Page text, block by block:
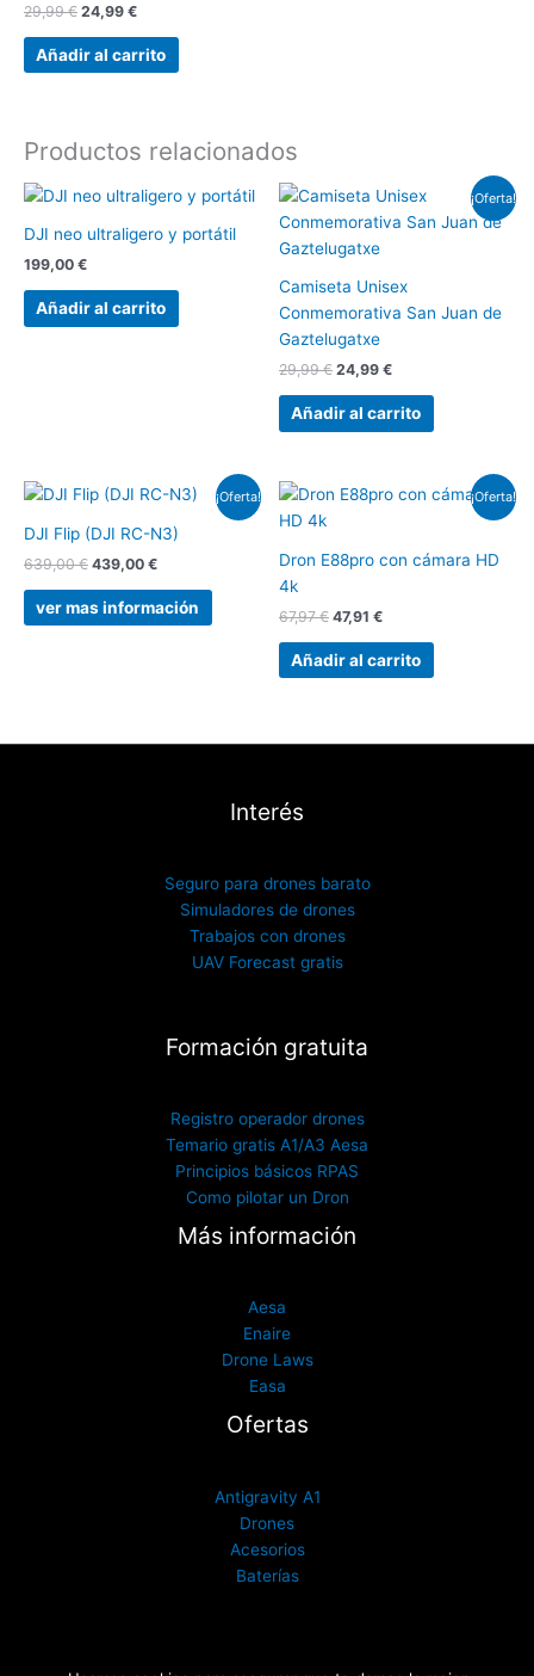
29,99€ 24,99 €
Añadir al carrito
Productos relacionados
DJI neo ultraligero y portátil
199,00 €
Añadir al carrito
¡Oferta!
Camiseta Unisex
Conmemorativa San Juan de
Gaztelugatxe
29,99€
El
precio
original
era:
24,99 €
El
precio
actual
Añadir al carrito
¡Oferta!
DJI Flip (DJI RC-N3)
639,00€
El
precio
original
era:
639,00 €.
439,00 €
El
precio
actual
es:
439,00 €.
ver mas información
¡Oferta!
Dron E88pro con cámara HD
4k
67,97€
El
precio
67,97 €.
47,91 €
El
47,91 €.
Añadir al carrito
Interés
Seguro para drones barato
Simuladores de drones
Trabajos con drones
UAV Forecast gratis
Formación gratuita
Registro operador drones
Temario gratis A1/A3 Aesa
Principios básicos RPAS
Como pilotar un Dron
Más información
Aesa
Enaire
Drone Laws
Easa
Ofertas
Antigravity A1
Drones
Acesorios
Baterías